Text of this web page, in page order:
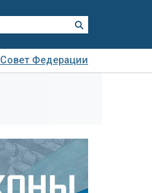
Совет Федерации